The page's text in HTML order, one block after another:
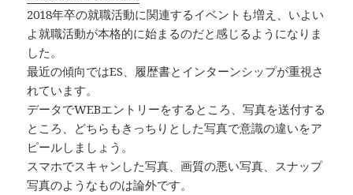
2018年卒の就職活動に関連するイベントも増え、いよい
よ就職活動が本格的に始まるのだと感じるようになりま
した。
最近の傾向ではES、履歴書とインターンシップが重視さ
れています。
データでWEBエントリーをするところ、写真を送付する
ところ、どちらもきっちりとした写真で意識の違いをア
ピールしましょう。
スマホでスキャンした写真、画質の悪い写真、スナップ
写真のようなものは論外です。